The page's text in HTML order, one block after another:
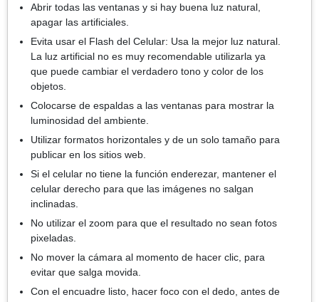
Abrir todas las ventanas y si hay buena luz natural,
apagar las artificiales.
Evita usar el Flash del Celular: Usa la mejor luz natural.
La luz artificial no es muy recomendable utilizarla ya
que puede cambiar el verdadero tono y color de los
objetos.
Colocarse de espaldas a las ventanas para mostrar la
luminosidad del ambiente.
Utilizar formatos horizontales y de un solo tamaño para
publicar en los sitios web.
Si el celular no tiene la función enderezar, mantener el
celular derecho para que las imágenes no salgan
inclinadas.
No utilizar el zoom para que el resultado no sean fotos
pixeladas.
No mover la cámara al momento de hacer clic, para
evitar que salga movida.
Con el encuadre listo, hacer foco con el dedo, antes de